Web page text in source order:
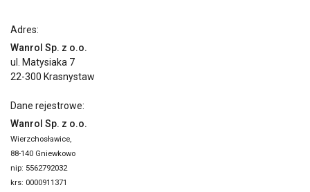
Adres:
Wanrol Sp. z o.o.
ul. Matysiaka 7
22-300 Krasnystaw
Dane rejestrowe:
Wanrol Sp. z o.o.
Wierzchosławice,
88-140 Gniewkowo
nip: 5562792032
krs: 0000911371